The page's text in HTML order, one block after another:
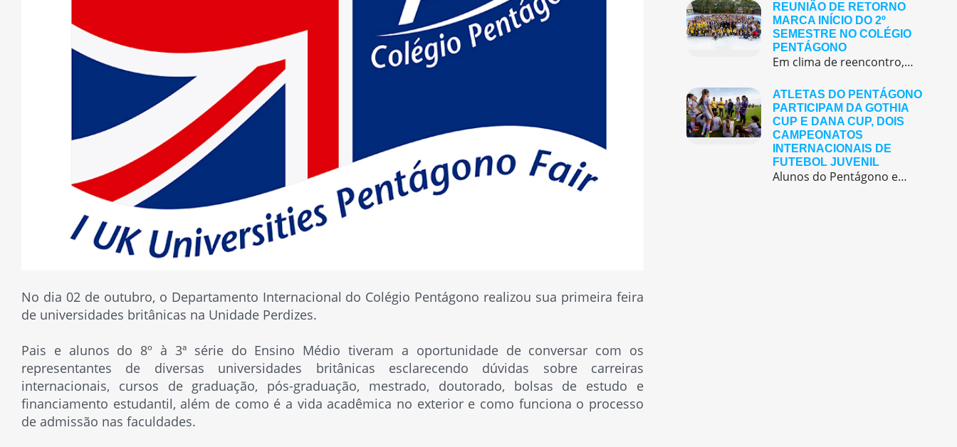
No dia 02 de outubro, o Departamento Internacional do Colégio Pentágono realizou sua primeira feira
de universidades britânicas na Unidade Perdizes.
Pais e alunos do 8º à 3ª série do Ensino Médio tiveram a oportunidade de conversar com os
representantes de diversas universidades britânicas esclarecendo dúvidas sobre carreiras
internacionais, cursos de graduação, pós-graduação, mestrado, doutorado, bolsas de estudo e
financiamento estudantil, além de como é a vida acadêmica no exterior e como funciona o processo
de admissão nas faculdades.
REUNIÃO DE RETORNO
MARCA INÍCIO DO 2º
SEMESTRE NO COLÉGIO
PENTÁGONO
Em clima de reencontro, a equipe pedagógica participou da abertura do semestre letivo com treinamentos e simulação de emergência
ATLETAS DO PENTÁGONO
PARTICIPAM DA GOTHIA
CUP E DANA CUP, DOIS
CAMPEONATOS
INTERNACIONAIS DE
FUTEBOL JUVENIL
Alunos do Pentágono embarcaram para a Europa, onde participaram de duas das maiores competições internacionais de futebol juvenil